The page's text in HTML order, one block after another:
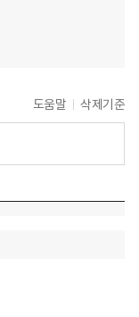
도움말 삭제기준